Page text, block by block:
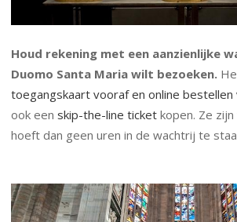
Houd rekening met een aanzienlijke
Duomo Santa Maria wilt bezoeken.
toegangskaart vooraf en online bestellen
ook een skip-the-line ticket kopen. Ze
hoeft dan geen uren in de wachtrij te